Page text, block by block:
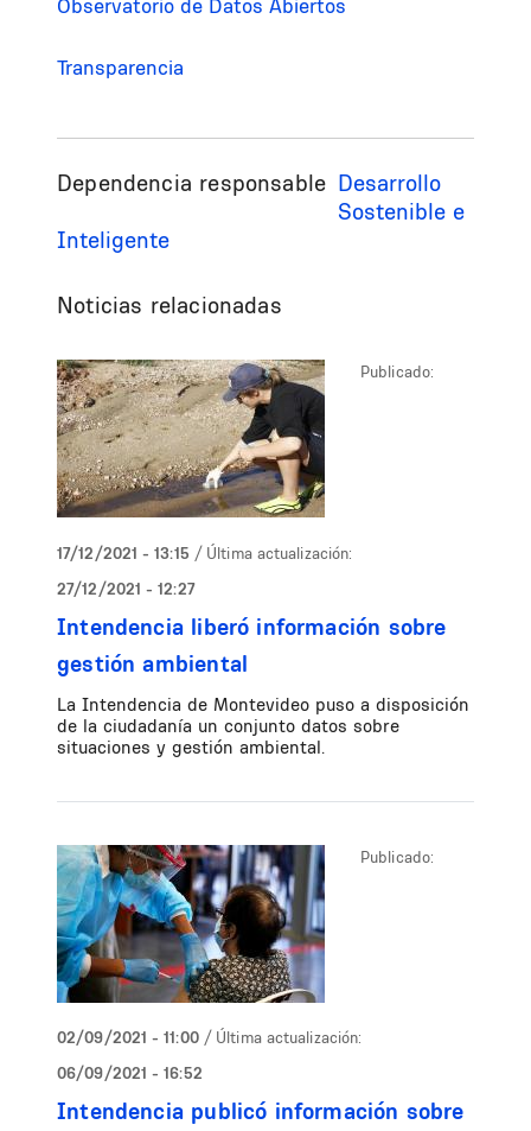
Observatorio de Datos Abiertos
Transparencia
Dependencia responsable Desarrollo
Sostenible e
Inteligente
Noticias relacionadas
Publicado:
17/12/2021 - 13:15 / Última actualización:
27/12/2021 - 12:27
Intendencia liberó información sobre
gestión ambiental
La Intendencia de Montevideo puso a disposición
de la ciudadanía un conjunto datos sobre
situaciones y gestión ambiental.
Publicado:
02/09/2021 - 11:00 / Última actualización:
06/09/2021 - 16:52
Intendencia publicó información sobre